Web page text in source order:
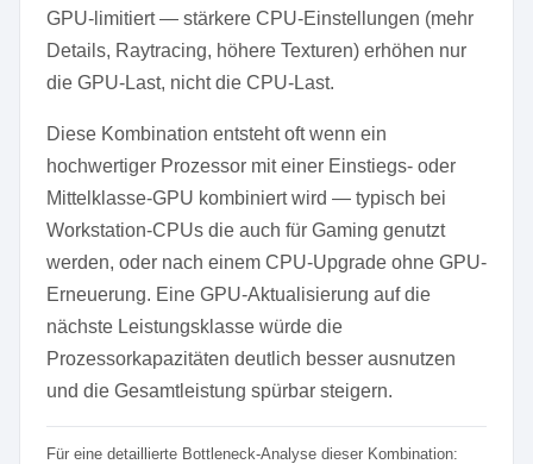
GPU-limitiert — stärkere CPU-Einstellungen (mehr
Details, Raytracing, höhere Texturen) erhöhen nur
die GPU-Last, nicht die CPU-Last.
Diese Kombination entsteht oft wenn ein
hochwertiger Prozessor mit einer Einstiegs- oder
Mittelklasse-GPU kombiniert wird — typisch bei
Workstation-CPUs die auch für Gaming genutzt
werden, oder nach einem CPU-Upgrade ohne GPU-
Erneuerung. Eine GPU-Aktualisierung auf die
nächste Leistungsklasse würde die
Prozessorkapazitäten deutlich besser ausnutzen
und die Gesamtleistung spürbar steigern.
Für eine detaillierte Bottleneck-Analyse dieser Kombination: